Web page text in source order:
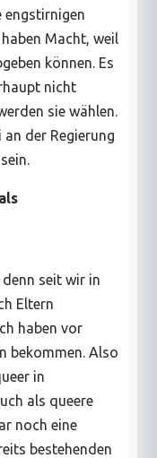
engstirnigen
Macht, weil
können. Es
nicht
sie wählen.
der Regierung
denn seit wir in
Eltern
haben vor
bekommen. Also
in
als queere
noch eine
bestehenden